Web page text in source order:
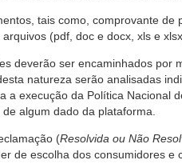
tais como, comprovante
(pdf, doc e docx, xls e
deverão ser encaminhados por
natureza serão analisadas
execução da Política Nacional
algum dado da plataforma.
(Resolvida ou Não
de escolha dos consumidores